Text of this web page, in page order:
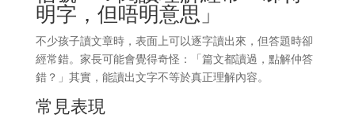
明字，但唔明意思」
不少孩子讀文章時，表面上可以逐字讀出來，但答題時卻
經常錯。家長可能會覺得奇怪：「篇文都讀過，點解仲答
錯？」其實，能讀出文字不等於真正理解內容。
常見表現